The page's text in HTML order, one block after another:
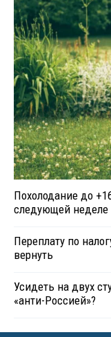
Похолодание до
следующей неделе
Переплату по
вернуть
Усидеть на двух
«анти-Россией»?